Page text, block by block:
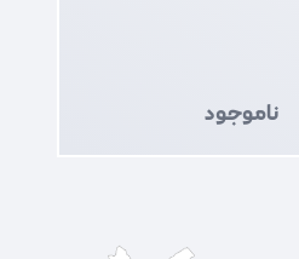
ناموجود